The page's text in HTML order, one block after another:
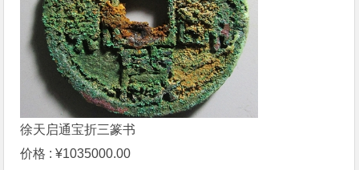
徐天启通宝折三篆书
价格 : ¥1035000.00